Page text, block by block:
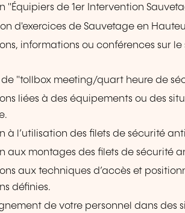
"Équipiers de 1er Intervention
d'exercices de Sauvetage en
informations ou conférences sur
de "tollbox meeting/quart heure de
liées à des équipements ou des
à l’utilisation des filets de sécurité
aux montages des filets de sécurité
aux techniques d’accès et
définies.
de votre personnel dans des